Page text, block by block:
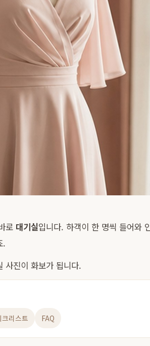
로 대기실입니다. 하객이 한 명씩 들어와
.
사진이 화보가 됩니다.
크리스트 FAQ